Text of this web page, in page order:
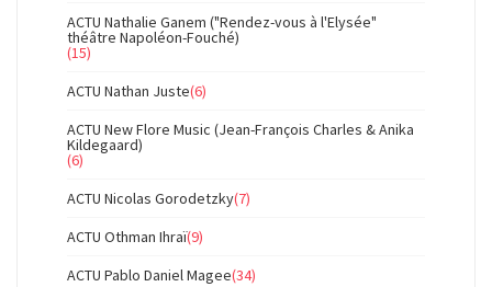
ACTU Nathalie Ganem ("Rendez-vous à l'Elysée"
théâtre Napoléon-Fouché)
(15)
ACTU Nathan Juste(6)
ACTU New Flore Music (Jean-François Charles & Anika
Kildegaard)
(6)
ACTU Nicolas Gorodetzky(7)
ACTU Othman Ihraï(9)
ACTU Pablo Daniel Magee(34)